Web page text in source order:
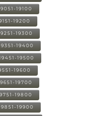
19100
19200
19300
19400
19500
19600
19700
19800
19900